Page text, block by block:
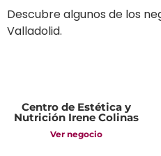
Descubre algunos de los
Valladolid.
Centro de Estética y
Nutrición Irene Colinas
Ver negocio